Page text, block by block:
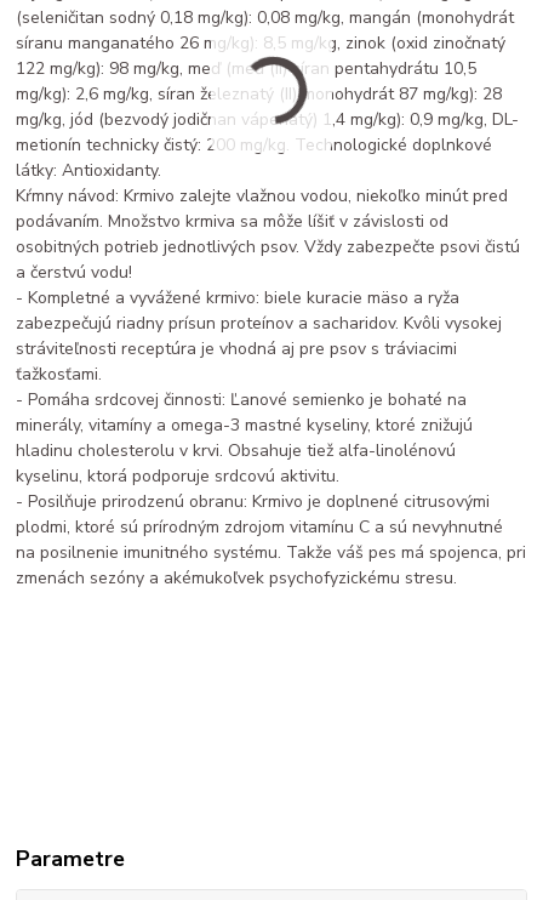
(seleničitan sodný 0,18 mg/kg): 0,08 mg/kg, mangán (monohydrát
síranu manganatého 26 mg/kg): 8,5 mg/kg, zinok (oxid zinočnatý
122 mg/kg): 98 mg/kg, meď (meď (II) síran pentahydrátu 10,5
mg/kg): 2,6 mg/kg, síran železnatý (II) monohydrát 87 mg/kg): 28
mg/kg, jód (bezvodý jodičnan vápenatý) 1,4 mg/kg): 0,9 mg/kg, DL-
metionín technicky čistý: 200 mg/kg. Technologické doplnkové
látky: Antioxidanty.
Kŕmny návod: Krmivo zalejte vlažnou vodou, niekoľko minút pred
podávaním. Množstvo krmiva sa môže líšiť v závislosti od
osobitných potrieb jednotlivých psov. Vždy zabezpečte psovi čistú
a čerstvú vodu!
- Kompletné a vyvážené krmivo: biele kuracie mäso a ryža
zabezpečujú riadny prísun proteínov a sacharidov. Kvôli vysokej
stráviteľnosti receptúra je vhodná aj pre psov s tráviacimi
ťažkosťami.
- Pomáha srdcovej činnosti: Ľanové semienko je bohaté na
minerály, vitamíny a omega-3 mastné kyseliny, ktoré znižujú
hladinu cholesterolu v krvi. Obsahuje tiež alfa-linolénovú
kyselinu, ktorá podporuje srdcovú aktivitu.
- Posilňuje prirodzenú obranu: Krmivo je doplnené citrusovými
plodmi, ktoré sú prírodným zdrojom vitamínu C a sú nevyhnutné
na posilnenie imunitného systému. Takže váš pes má spojenca, pri
zmenách sezóny a akémukoľvek psychofyzickému stresu.
Parametre